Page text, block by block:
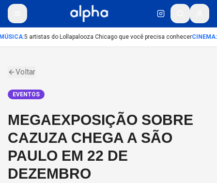
:5 artistas do Lollapalooza Chicago que você precisa conhecerCINEMA:
Voltar
EVENTOS
MEGAEXPOSIÇÃO SOBRE
CAZUZA CHEGA A SÃO
PAULO EM 22 DE
DEZEMBRO